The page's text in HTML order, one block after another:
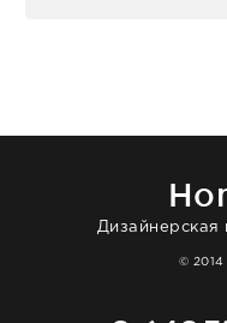
Позже
доставили
отвечает очень
Дизайнерская
© 2014